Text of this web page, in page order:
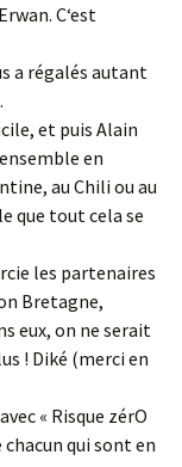
C‘est
a régalés autant
et puis Alain
en
au Chili ou au
que tout cela se
les partenaires
Bretagne,
eux, on ne serait
! Diké (merci en
« Risque zérO
chacun qui sont en